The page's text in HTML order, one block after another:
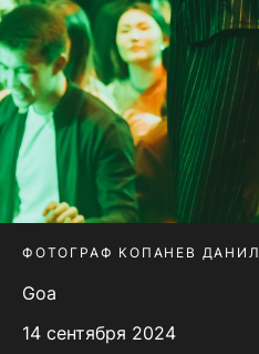
ФОТОГРАФ КОПАНЕВ ДАНИЛ
Goa
14 сентября 2024